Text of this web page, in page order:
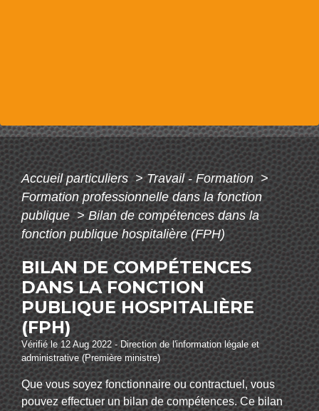
Accueil particuliers> Travail - Formation>
Formation professionnelle dans la fonction
publique> Bilan de compétences dans la
fonction publique hospitalière (FPH)
BILAN DE COMPÉTENCES
DANS LA FONCTION
PUBLIQUE HOSPITALIÈRE
(FPH)
Vérifié le 12 Aug 2022 - Direction de l'information légale et
administrative (Première ministre)
Que vous soyez fonctionnaire ou contractuel, vous
pouvez effectuer un bilan de compétences. Ce bilan